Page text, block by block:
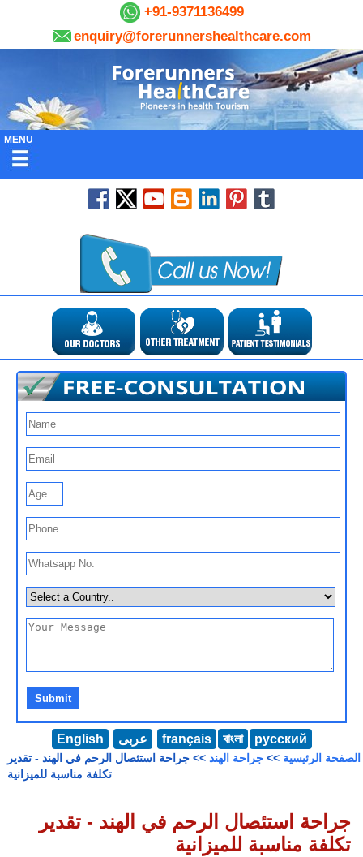
+91-9371136499
enquiry@forerunnershealthcare.com
MENU
English عربى français বাংলা русский
الصفحة الرئيسية >> جراحة الهند >> جراحة استئصال الرحم في الهند - تقدير
تكلفة مناسبة للميزانية
جراحة استئصال الرحم في الهند - تقدير
تكلفة مناسبة للميزانية